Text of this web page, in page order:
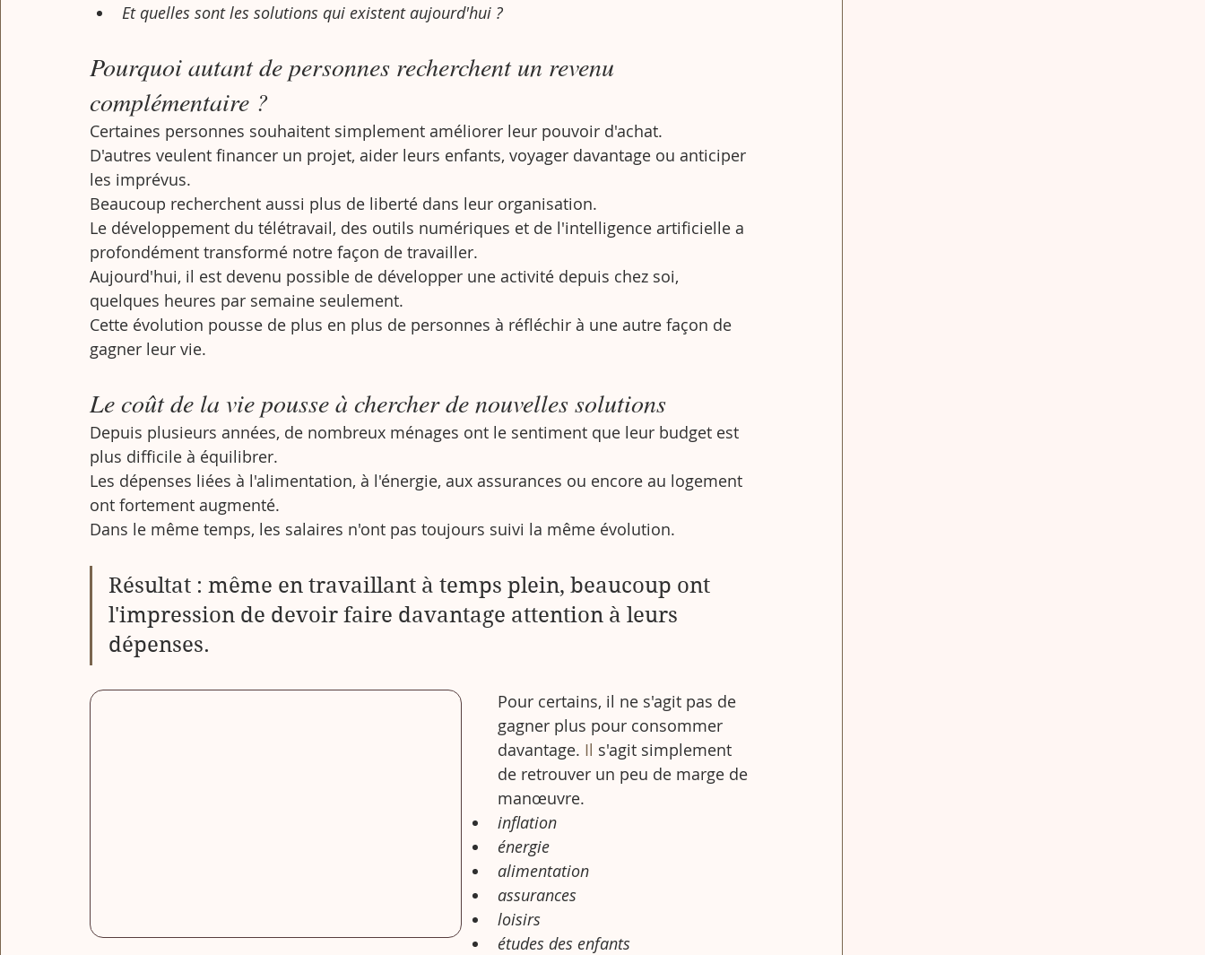
Et quelles sont les solutions qui existent aujourd'hui ?
Pourquoi autant de personnes recherchent un revenu
complémentaire ?
Certaines personnes souhaitent simplement améliorer leur pouvoir d'achat.
D'autres veulent financer un projet, aider leurs enfants, voyager davantage ou anticiper
les imprévus.
Beaucoup recherchent aussi plus de liberté dans leur organisation.
Le développement du télétravail, des outils numériques et de l'intelligence artificielle a
profondément transformé notre façon de travailler.
Aujourd'hui, il est devenu possible de développer une activité depuis chez soi,
quelques heures par semaine seulement.
Cette évolution pousse de plus en plus de personnes à réfléchir à une autre façon de
gagner leur vie.
Le coût de la vie pousse à chercher de nouvelles solutions
Depuis plusieurs années, de nombreux ménages ont le sentiment que leur budget est
plus difficile à équilibrer.
Les dépenses liées à l'alimentation, à l'énergie, aux assurances ou encore au logement
ont fortement augmenté.
Dans le même temps, les salaires n'ont pas toujours suivi la même évolution.
Résultat : même en travaillant à temps plein, beaucoup ont
l'impression de devoir faire davantage attention à leurs
dépenses.
Pour certains, il ne s'agit pas de
gagner plus pour consommer
davantage. Il s'agit simplement
de retrouver un peu de marge de
manœuvre.
inflation
énergie
alimentation
assurances
loisirs
études des enfants